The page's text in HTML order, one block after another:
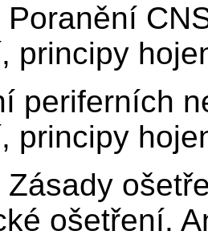
Poranění
principy
periferních
principy
Zásady
ošetření.